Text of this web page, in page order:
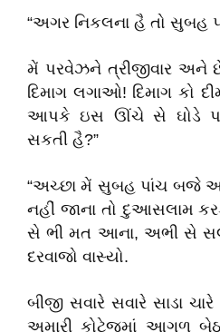
“અગર નિકલના હૈ તો સુબહ
મેં પરવેઝને ત્રીજીવાર અને
દિમાગ લગાઓ! દિમાગ કો
આપકે ઇસ ઊંચે સે ઘોડે
સકતી હૈ?”
“અચ્છા મેં સુબહ પાંચ બજે
નહીં જાના તો દુઆસલામ
સે ભી મત આના, અભી સે
દરવાજો વાસ્યો.
બીજી સવારે સવારે સાડા
અમારી કોટેજમાં આગળ